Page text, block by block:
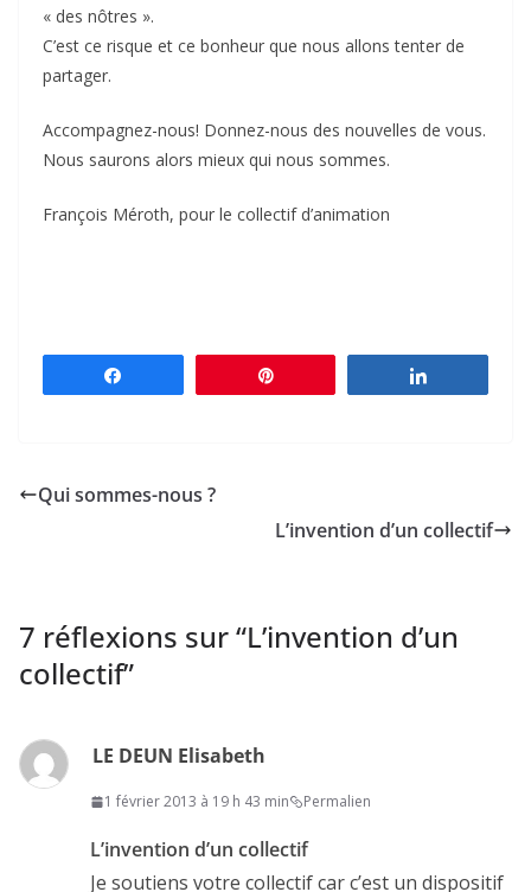
« des nôtres ».
C’est ce risque et ce bonheur que nous allons tenter de
partager.
Accompagnez-nous! Donnez-nous des nouvelles de vous.
Nous saurons alors mieux qui nous sommes.
François Méroth, pour le collectif d’animation
Qui sommes-nous ?
L’invention d’un collectif
7 réflexions sur “L’invention d’un
collectif”
LE DEUN Elisabeth
1 février 2013 à 19 h 43 min Permalien
L’invention d’un collectif
Je soutiens votre collectif car c’est un dispositif